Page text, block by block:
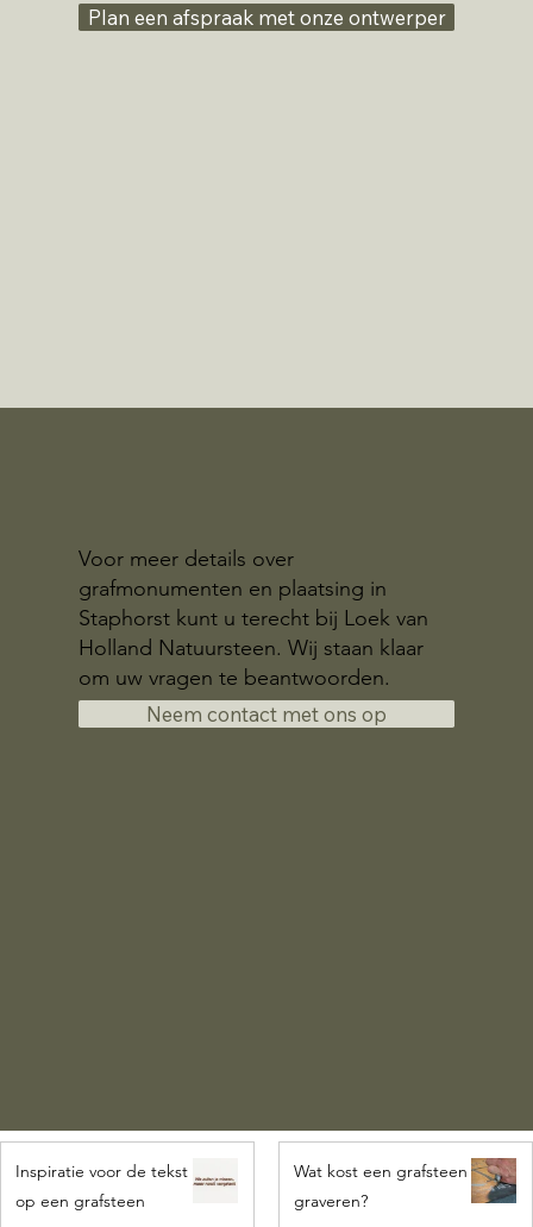
Plan een afspraak met onze ontwerper
Voor meer details over
grafmonumenten en plaatsing in
Staphorst kunt u terecht bij Loek van
Holland Natuursteen. Wij staan klaar
om uw vragen te beantwoorden.
Neem contact met ons op
Inspiratie voor de tekst
op een grafsteen
Wat kost een grafsteen
graveren?